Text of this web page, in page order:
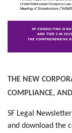
THE NEW
COMPLIANCE,
SF Legal
and download the